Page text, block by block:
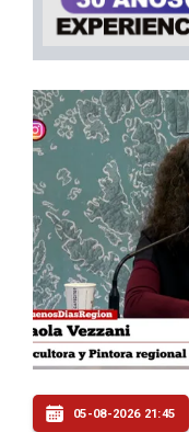
05-08-2026 21:45